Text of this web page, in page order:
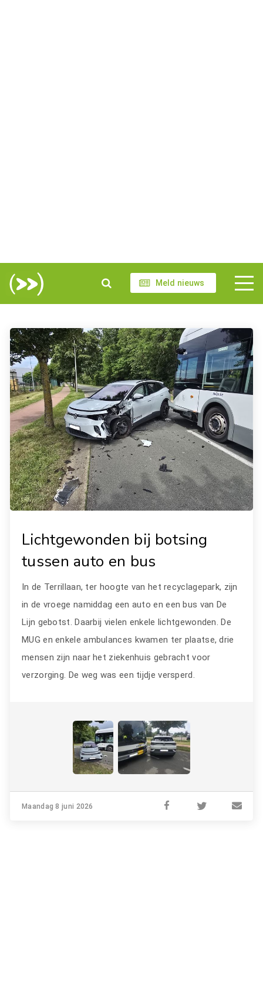
Meld nieuws
Lichtgewonden bij botsing
tussen auto en bus
In de Terrillaan, ter hoogte van het recyclagepark, zijn
in de vroege namiddag een auto en een bus van De
Lijn gebotst. Daarbij vielen enkele lichtgewonden. De
MUG en enkele ambulances kwamen ter plaatse, drie
mensen zijn naar het ziekenhuis gebracht voor
verzorging. De weg was een tijdje versperd.
Maandag 8 juni 2026